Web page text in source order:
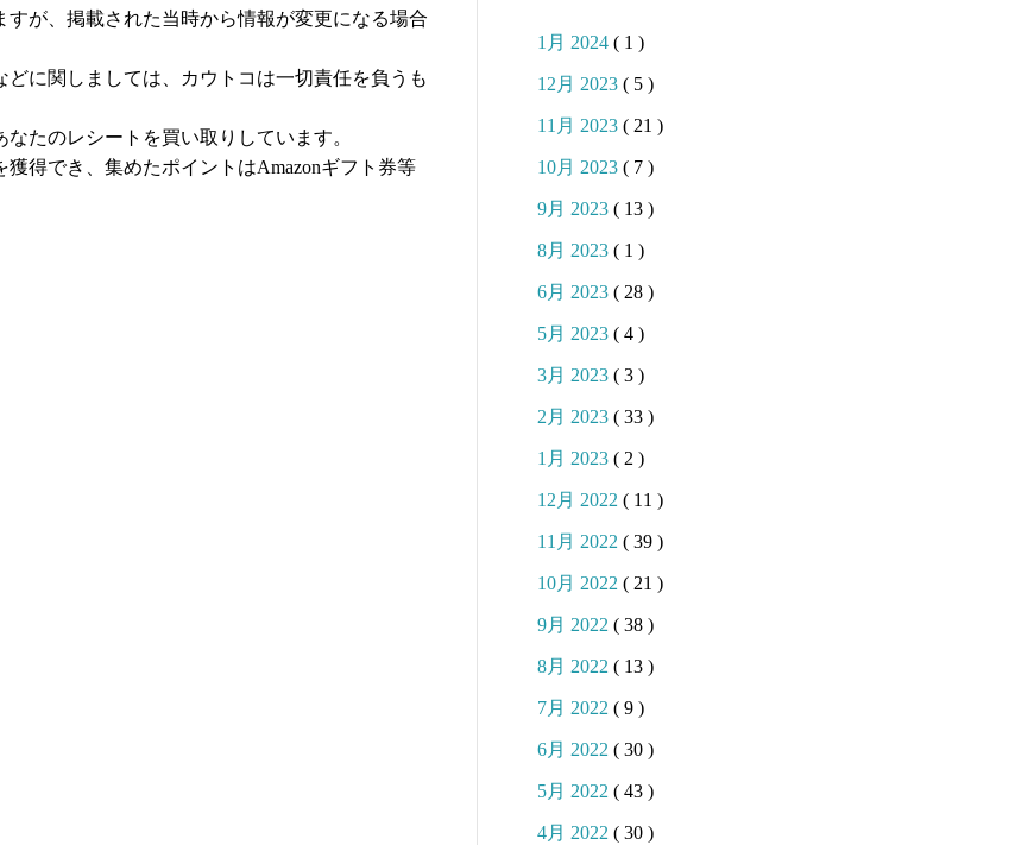
が、掲載された当時から情報が変更になる場合
に関しましては、カウトコは一切責任を負うも
なたのレシートを買い取りしています。
得でき、集めたポイントはAmazonギフト券等
1月 2024 ( 1 )
12月 2023 ( 5 )
11月 2023 ( 21 )
10月 2023 ( 7 )
9月 2023 ( 13 )
8月 2023 ( 1 )
6月 2023 ( 28 )
5月 2023 ( 4 )
3月 2023 ( 3 )
2月 2023 ( 33 )
1月 2023 ( 2 )
12月 2022 ( 11 )
11月 2022 ( 39 )
10月 2022 ( 21 )
9月 2022 ( 38 )
8月 2022 ( 13 )
7月 2022 ( 9 )
6月 2022 ( 30 )
5月 2022 ( 43 )
4月 2022 ( 30 )